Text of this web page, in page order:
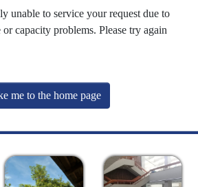
unable to service your request due to
capacity problems. Please try again
me to the home page